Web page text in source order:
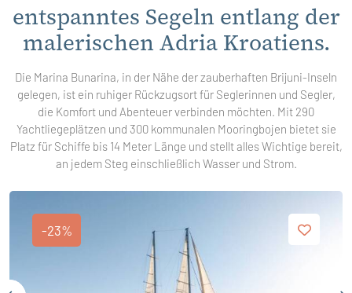
entspanntes Segeln entlang der
malerischen Adria Kroatiens.
Die Marina Bunarina, in der Nähe der zauberhaften Brijuni-Inseln
gelegen, ist ein ruhiger Rückzugsort für Seglerinnen und Segler,
die Komfort und Abenteuer verbinden möchten. Mit 290
Yachtliegeplätzen und 300 kommunalen Mooringbojen bietet sie
Platz für Schiffe bis 14 Meter Länge und stellt alles Wichtige bereit,
an jedem Steg einschließlich Wasser und Strom.
-23%